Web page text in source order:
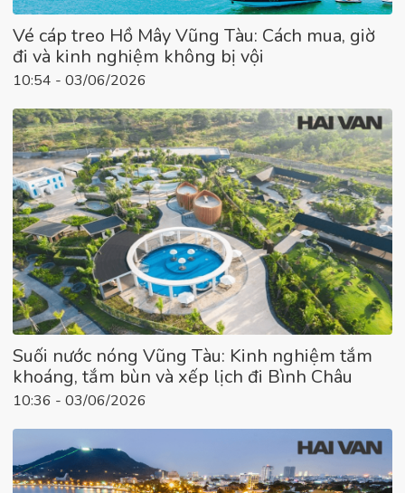
Vé cáp treo Hồ Mây Vũng Tàu: Cách mua, giờ
đi và kinh nghiệm không bị vội
10:54 - 03/06/2026
Suối nước nóng Vũng Tàu: Kinh nghiệm tắm
khoáng, tắm bùn và xếp lịch đi Bình Châu
10:36 - 03/06/2026